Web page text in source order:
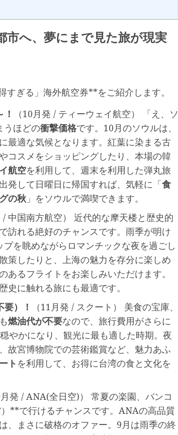
市へ、夢にまで見た旅が現実
ぎる」海外航空券**をご紹介します。
（10月発 / ティーウェイ航空） 「え、ソ
うほどの衝撃価格です。10月のソウルは、
最適な気候となります。紅葉に染まる古
コスメをショッピングしたり、本場の韓
航空を利用して、週末を利用した弾丸旅
発して日曜日に帰国すれば、気軽に「食
の秋 」をソウルで満喫できます。
/ 中国南方航空） 近代的な摩天楼と歴史的
訪れる絶好のチャンスです。雨季が明け
を眺めながらロマンチックな夜を過ごし
策したりと、上海の魅力を存分に楽しめ
あるフライトをお楽しみいただけます。
史に触れる旅にも最適です。
）！
（11月発 / スクート） 美食の宝庫、
燃油代が不要なので、旅行費用がさらに
やかになり、観光に最も適した時期。夜
故宮博物院での芸術鑑賞など、魅力あふ
ト を利用して、お得に台湾の食と文化を
月発 / ANA(全日空)） 常夏の楽園、バンコ
**で行けるチャンスです。ANAの高品質
、まさに破格のオファー。9月は雨季の終